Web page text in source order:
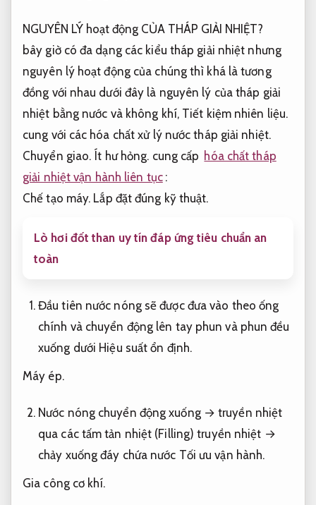
NGUYÊN LÝ hoạt động CỦA THÁP GIẢI NHIỆT?
bây giờ có đa dạng các kiểu tháp giải nhiệt nhưng
nguyên lý hoạt động của chúng thì khá là tương
đồng với nhau dưới đây là nguyên lý của tháp giải
nhiệt bằng nước và không khí, Tiết kiệm nhiên liệu.
cung với các hóa chất xử lý nước tháp giải nhiệt.
Chuyển giao. Ít hư hỏng. cung cấp hóa chất tháp
giải nhiệt vận hành liên tục :
Chế tạo máy. Lắp đặt đúng kỹ thuật.
Lò hơi đốt than uy tín đáp ứng tiêu chuẩn an
toàn
Đầu tiên nước nóng sẽ được đưa vào theo ống
chính và chuyển động lên tay phun và phun đều
xuống dưới Hiệu suất ổn định.
Máy ép.
Nước nóng chuyển động xuống → truyền nhiệt
qua các tấm tản nhiệt (Filling) truyền nhiệt →
chảy xuống đáy chứa nước Tối ưu vận hành.
Gia công cơ khí.